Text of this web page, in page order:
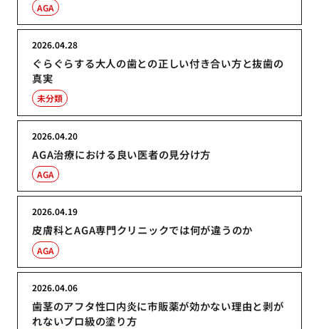
AGA
ぐらぐらする大人の歯との正しい付き合い方と抜歯の
真実
2026.04.28
未分類
AGA治療における良い医者の見分け方
2026.04.20
AGA
皮膚科とAGA専門クリニックでは何が違うのか
2026.04.19
AGA
歯茎のアフタ性口内炎に市販薬が効かない理由と剥が
れないプロ級の塗り方
2026.04.06